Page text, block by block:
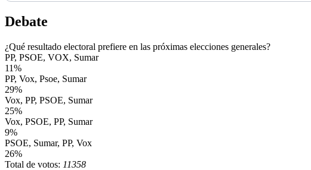
Debate
¿Qué resultado electoral prefiere en las próximas elecciones generales?
PP, PSOE, VOX, Sumar
11%
PP, Vox, Psoe, Sumar
29%
Vox, PP, PSOE, Sumar
25%
Vox, PSOE, PP, Sumar
9%
PSOE, Sumar, PP, Vox
26%
Total de votos: 11358